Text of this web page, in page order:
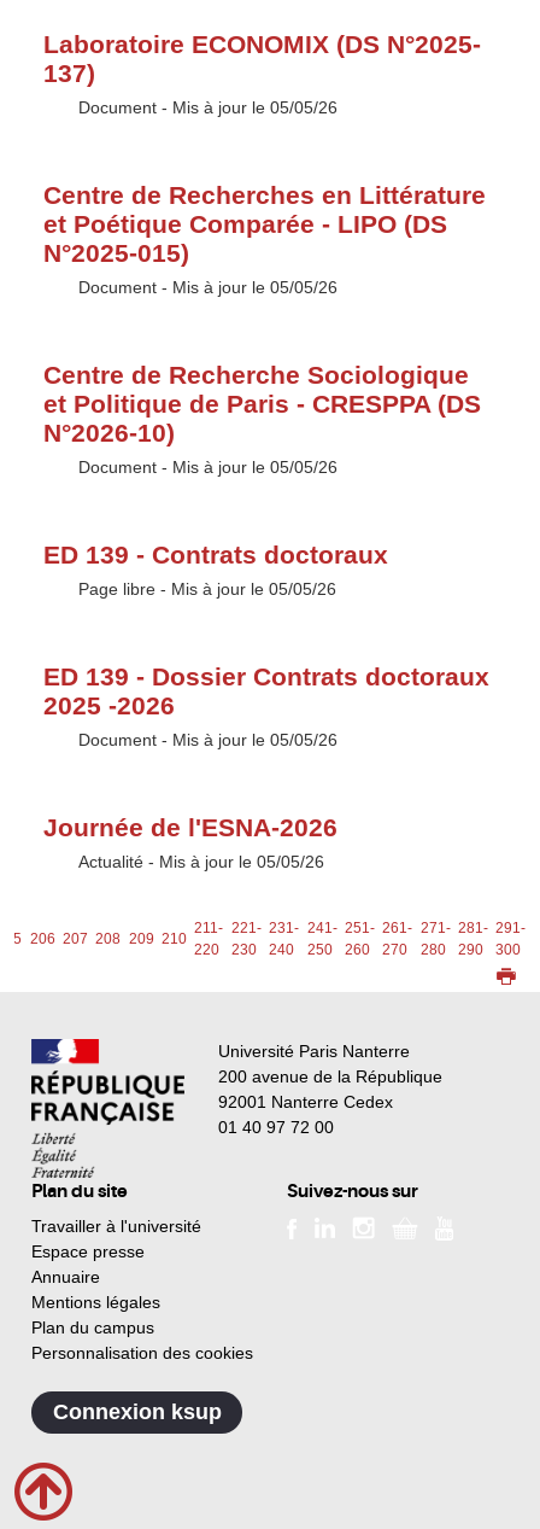
Laboratoire ECONOMIX (DS N°2025-
137)
Type :
Document - Mis à jour le 05/05/26
Centre de Recherches en Littérature
et Poétique Comparée - LIPO (DS
N°2025-015)
Type :
Document - Mis à jour le 05/05/26
Centre de Recherche Sociologique
et Politique de Paris - CRESPPA (DS
N°2026-10)
Type :
Document - Mis à jour le 05/05/26
ED 139 - Contrats doctoraux
Type :
Page libre - Mis à jour le 05/05/26
ED 139 - Dossier Contrats doctoraux
2025 -2026
Type :
Document - Mis à jour le 05/05/26
Journée de l'ESNA-2026
Type :
Actualité - Mis à jour le 05/05/26
206 207 208 209 210
211-
220
221-
230
231-
240
241-
250
251-
260
261-
270
271-
280
281-
290
291-
300
Université Paris Nanterre
200 avenue de la République
92001 Nanterre Cedex
01 40 97 72 00
Plan du site
Travailler à l'université
Espace presse
Annuaire
Mentions légales
Plan du campus
Personnalisation des cookies
Suivez-nous sur
Connexion ksup